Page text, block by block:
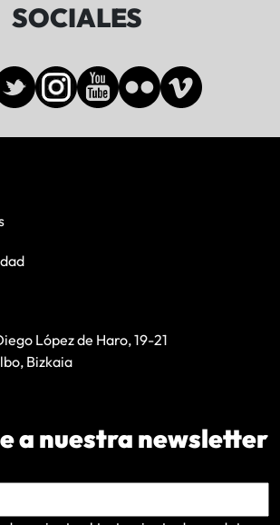
SOCIALES
López de Haro, 19-21
Bizkaia
a nuestra newsletter